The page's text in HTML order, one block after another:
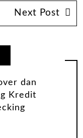
Next Post